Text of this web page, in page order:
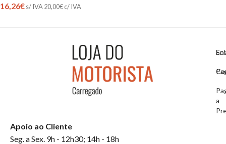
16,26€s/ IVA 20,00€c/ IVA
a
Apoio ao Cliente
Seg. a Sex. 9h - 12h30; 14h - 18h